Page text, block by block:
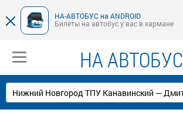
НА-АВТОБУС на ANDROID
Билеты на автобус у вас в кармане
НА АВТОБУС